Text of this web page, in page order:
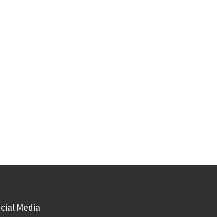
Media